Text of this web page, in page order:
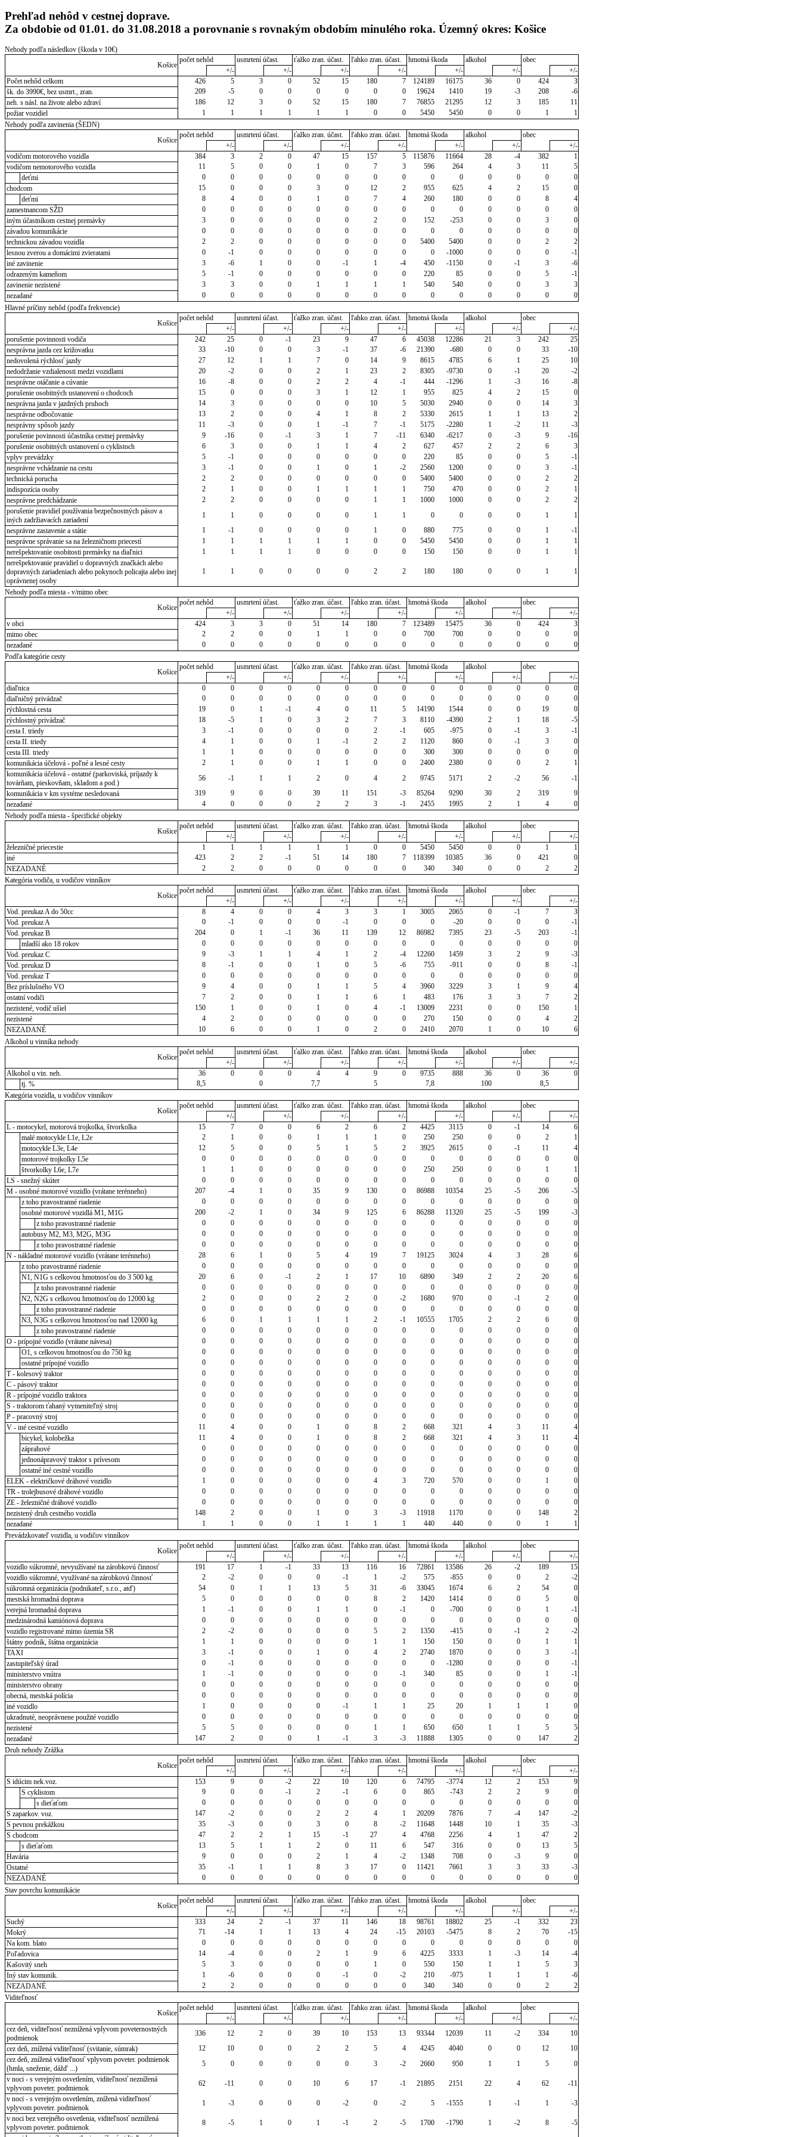
Prehľad nehôd v cestnej doprave.
Za obdobie od 01.01. do 31.08.2018 a porovnanie s rovnakým obdobím minulého roka. Územný okres: Košice
Nehody podľa následkov (škoda v 10€)
Košice
počet nehôd usmrtení účast. ťažko zran. účast. ľahko zran. účast. hmotná škoda alkohol
obec
+/-
+/- +/- +/- +/- +/-
+/-
Počet nehôd celkom
426 5 3 0 52 15 180 7 124189 16175 36 0 424
3
šk. do 3990€, bez usmrt., zran.
209 -5 0 0 0 0 0 0 19624 1410 19 -3 208
-6
neh. s násl. na živote alebo zdraví
186 12 3 0 52 15 180 7 76855 21295 12 3 185
11
požiar vozidiel
1 1 1 1 1 1 0 0 5450 5450 0 0 1
1
Nehody podľa zavinenia (ŠEDN)
Košice
počet nehôd usmrtení účast. ťažko zran. účast. ľahko zran. účast. hmotná škoda alkohol
obec
+/-
+/- +/- +/- +/- +/-
+/-
vodičom motorového vozidla
384 3 2 0 47 15 157 5 115876 11664 28 -4 382
1
vodičom nemotorového vozidla
11 5 0 0 1 0 7 3 596 264 4 3 11
5
deťmi
0 0 0 0 0 0 0 0 0 0 0 0 0
0
chodcom
15 0 0 0 3 0 12 2 955 625 4 2 15
0
deťmi
8 4 0 0 1 0 7 4 260 180 0 0 8
4
zamestnancom SŽD
0 0 0 0 0 0 0 0 0 0 0 0 0
0
iným účastníkom cestnej premávky
3 0 0 0 0 0 2 0 152 -253 0 0 3
0
závadou komunikácie
0 0 0 0 0 0 0 0 0 0 0 0 0
0
technickou závadou vozidla
2 2 0 0 0 0 0 0 5400 5400 0 0 2
2
lesnou zverou a domácimi zvieratami
0 -1 0 0 0 0 0 0 0 -1000 0 0 0
-1
iné zavinenie
3 -6 1 0 0 -1 1 -4 450 -1150 0 -1 3
-6
odrazeným kameňom
5 -1 0 0 0 0 0 0 220 85 0 0 5
-1
zavinenie nezistené
3 3 0 0 1 1 1 1 540 540 0 0 3
3
nezadané
0 0 0 0 0 0 0 0 0 0 0 0 0
0
Hlavné príčiny nehôd (podľa frekvencie)
Košice
počet nehôd usmrtení účast. ťažko zran. účast. ľahko zran. účast. hmotná škoda alkohol
obec
+/-
+/- +/- +/- +/- +/-
+/-
porušenie povinnosti vodiča
242 25 0 -1 23 9 47 6 45038 12286 21 3 242
25
nesprávna jazda cez križovatku
33 -10 0 0 3 -1 37 -6 21390 -680 0 0 33
-10
nedovolená rýchlosť jazdy
27 12 1 1 7 0 14 9 8615 4785 6 1 25
10
nedodržanie vzdialenosti medzi vozidlami
20 -2 0 0 2 1 23 2 8305 -9730 0 -1 20
-2
nesprávne otáčanie a cúvanie
16 -8 0 0 2 2 4 -1 444 -1296 1 -3 16
-8
porušenie osobitných ustanovení o chodcoch
15 0 0 0 3 1 12 1 955 825 4 2 15
0
nesprávna jazda v jazdných pruhoch
14 3 0 0 0 0 10 5 5030 2940 0 0 14
3
nesprávne odbočovanie
13 2 0 0 4 1 8 2 5330 2615 1 1 13
2
nesprávny spôsob jazdy
11 -3 0 0 1 -1 7 -1 5175 -2280 1 -2 11
-3
porušenie povinnosti účastníka cestnej premávky
9 -16 0 -1 3 1 7 -11 6340 -6217 0 -3 9
-16
porušenie osobitných ustanovení o cyklistoch
6 3 0 0 1 1 4 2 627 457 2 2 6
3
vplyv prevádzky
5 -1 0 0 0 0 0 0 220 85 0 0 5
-1
nesprávne vchádzanie na cestu
3 -1 0 0 1 0 1 -2 2560 1200 0 0 3
-1
technická porucha
2 2 0 0 0 0 0 0 5400 5400 0 0 2
2
indispozícia osoby
2 1 0 0 1 1 1 1 750 470 0 0 2
1
nesprávne predchádzanie
2 2 0 0 0 0 1 1 1000 1000 0 0 2
2
porušenie pravidiel používania bezpečnostných pásov a
iných zadržiavacích zariadení
1 1 0 0 0 0 1 1 0 0 0 0 1
1
nesprávne zastavenie a státie
1 -1 0 0 0 0 1 0 880 775 0 0 1
-1
nesprávne správanie sa na železničnom priecestí
1 1 1 1 1 1 0 0 5450 5450 0 0 1
1
nerešpektovanie osobitosti premávky na diaľnici
1 1 1 1 0 0 0 0 150 150 0 0 1
1
nerešpektovanie pravidiel o dopravných značkách alebo
dopravných zariadeniach alebo pokynoch policajta alebo inej
oprávnenej osoby
1 1 0 0 0 0 2 2 180 180 0 0 1 1
Nehody podľa miesta - v/mimo obec
Košice
počet nehôd usmrtení účast. ťažko zran. účast. ľahko zran. účast. hmotná škoda alkohol
obec
+/-
+/- +/- +/- +/- +/-
+/-
v obci
424 3 3 0 51 14 180 7 123489 15475 36 0 424
3
mimo obec
2 2 0 0 1 1 0 0 700 700 0 0 0
0
nezadané
0 0 0 0 0 0 0 0 0 0 0 0 0
0
Podľa kategórie cesty
Košice
počet nehôd usmrtení účast. ťažko zran. účast. ľahko zran. účast. hmotná škoda alkohol
obec
+/-
+/- +/- +/- +/- +/-
+/-
diaľnica
0 0 0 0 0 0 0 0 0 0 0 0 0
0
diaľničný privádzač
0 0 0 0 0 0 0 0 0 0 0 0 0
0
rýchlostná cesta
19 0 1 -1 4 0 11 5 14190 1544 0 0 19
0
rýchlostný privádzač
18 -5 1 0 3 2 7 3 8110 -4390 2 1 18
-5
cesta I. triedy
3 -1 0 0 0 0 2 -1 605 -975 0 -1 3
-1
cesta II. triedy
4 1 0 0 1 -1 2 2 1120 860 0 -1 3
0
cesta III. triedy
1 1 0 0 0 0 0 0 300 300 0 0 0
0
komunikácia účelová - poľné a lesné cesty
2 1 0 0 1 1 0 0 2400 2380 0 0 2
1
komunikácia účelová - ostatné (parkoviská, príjazdy k
továrňam, pieskovňam, skladom a pod.)
56 -1 1 1 2 0 4 2 9745 5171 2 -2 56
-1
komunikácia v km systéme nesledovaná
319 9 0 0 39 11 151 -3 85264 9290 30 2 319
9
nezadané
4 0 0 0 2 2 3 -1 2455 1995 2 1 4
0
Nehody podľa miesta - špecifické objekty
Košice
počet nehôd usmrtení účast. ťažko zran. účast. ľahko zran. účast. hmotná škoda alkohol
obec
+/-
+/- +/- +/- +/- +/-
+/-
železničné priecestie
1 1 1 1 1 1 0 0 5450 5450 0 0 1
1
iné
423 2 2 -1 51 14 180 7 118399 10385 36 0 421
0
NEZADANÉ
2 2 0 0 0 0 0 0 340 340 0 0 2
2
Kategória vodiča, u vodičov vinníkov
Košice
počet nehôd usmrtení účast. ťažko zran. účast. ľahko zran. účast. hmotná škoda alkohol
obec
+/-
+/- +/- +/- +/- +/-
+/-
Vod. preukaz A do 50cc
8 4 0 0 4 3 3 1 3005 2065 0 -1 7
3
Vod. preukaz A
0 -1 0 0 0 -1 0 0 0 -20 0 0 0
-1
Vod. preukaz B
204 0 1 -1 36 11 139 12 86982 7395 23 -5 203
-1
mladší ako 18 rokov
0 0 0 0 0 0 0 0 0 0 0 0 0
0
Vod. preukaz C
9 -3 1 1 4 1 2 -4 12260 1459 3 2 9
-3
Vod. preukaz D
8 -1 0 0 1 0 5 -6 755 -911 0 0 8
-1
Vod. preukaz T
0 0 0 0 0 0 0 0 0 0 0 0 0
0
Bez príslušného VO
9 4 0 0 1 1 5 4 3960 3229 3 1 9
4
ostatní vodiči
7 2 0 0 1 1 6 1 483 176 3 3 7
2
nezistené, vodič ušiel
150 1 0 0 1 0 4 -1 13009 2231 0 0 150
1
nezistené
4 2 0 0 0 0 0 0 270 150 0 0 4
2
NEZADANÉ
10 6 0 0 1 0 2 0 2410 2070 1 0 10
6
Alkohol u vinníka nehody
Košice
počet nehôd usmrtení účast. ťažko zran. účast. ľahko zran. účast. hmotná škoda alkohol
obec
+/-
+/- +/- +/- +/- +/-
+/-
Alkohol u vin. neh.
36 0 0 0 4 4 9 0 9735 888 36 0 36
0
tj. %
8,5 0 7,7 5 7,8 100
8,5
Kategória vozidla, u vodičov vinníkov
Košice
počet nehôd usmrtení účast. ťažko zran. účast. ľahko zran. účast. hmotná škoda alkohol
obec
+/-
+/- +/- +/- +/- +/-
+/-
L - motocykel, motorová trojkolka, štvorkolka
15 7 0 0 6 2 6 2 4425 3115 0 -1 14
6
malé motocykle L1e, L2e
2 1 0 0 1 1 1 0 250 250 0 0 2
1
motocykle L3e, L4e
12 5 0 0 5 1 5 2 3925 2615 0 -1 11
4
motorové trojkolky L5e
0 0 0 0 0 0 0 0 0 0 0 0 0
0
štvorkolky L6e, L7e
1 1 0 0 0 0 0 0 250 250 0 0 1
1
LS - snežný skúter
0 0 0 0 0 0 0 0 0 0 0 0 0
0
M - osobné motorové vozidlo (vrátane terénneho)
207 -4 1 0 35 9 130 0 86988 10354 25 -5 206
-5
z toho pravostranné riadenie
0 0 0 0 0 0 0 0 0 0 0 0 0
0
osobné motorové vozidlá M1, M1G
200 -2 1 0 34 9 125 6 86288 11320 25 -5 199
-3
z toho pravostranné riadenie
0 0 0 0 0 0 0 0 0 0 0 0 0
0
autobusy M2, M3, M2G, M3G
0 0 0 0 0 0 0 0 0 0 0 0 0
0
z toho pravostranné riadenie
0 0 0 0 0 0 0 0 0 0 0 0 0
0
N - nákladné motorové vozidlo (vrátane terénneho)
28 6 1 0 5 4 19 7 19125 3024 4 3 28
6
z toho pravostranné riadenie
0 0 0 0 0 0 0 0 0 0 0 0 0
0
N1, N1G s celkovou hmotnosťou do 3 500 kg
20 6 0 -1 2 1 17 10 6890 349 2 2 20
6
z toho pravostranné riadenie
0 0 0 0 0 0 0 0 0 0 0 0 0
0
N2, N2G s celkovou hmotnosťou do 12000 kg
2 0 0 0 2 2 0 -2 1680 970 0 -1 2
0
z toho pravostranné riadenie
0 0 0 0 0 0 0 0 0 0 0 0 0
0
N3, N3G s celkovou hmotnosťou nad 12000 kg
6 0 1 1 1 1 2 -1 10555 1705 2 2 6
0
z toho pravostranné riadenie
0 0 0 0 0 0 0 0 0 0 0 0 0
0
O - prípojné vozidlo (vrátane návesa)
0 0 0 0 0 0 0 0 0 0 0 0 0
0
O1, s celkovou hmotnosťou do 750 kg
0 0 0 0 0 0 0 0 0 0 0 0 0
0
ostatné prípojné vozidlo
0 0 0 0 0 0 0 0 0 0 0 0 0
0
T - kolesový traktor
0 0 0 0 0 0 0 0 0 0 0 0 0
0
C - pásový traktor
0 0 0 0 0 0 0 0 0 0 0 0 0
0
R - prípojné vozidlo traktora
0 0 0 0 0 0 0 0 0 0 0 0 0
0
S - traktorom ťahaný vymeniteľný stroj
0 0 0 0 0 0 0 0 0 0 0 0 0
0
P - pracovný stroj
0 0 0 0 0 0 0 0 0 0 0 0 0
0
V - iné cestné vozidlo
11 4 0 0 1 0 8 2 668 321 4 3 11
4
bicykel, kolobežka
11 4 0 0 1 0 8 2 668 321 4 3 11
4
záprahové
0 0 0 0 0 0 0 0 0 0 0 0 0
0
jednonápravový traktor s prívesom
0 0 0 0 0 0 0 0 0 0 0 0 0
0
ostatné iné cestné vozidlo
0 0 0 0 0 0 0 0 0 0 0 0 0
0
ELEK - električkové dráhové vozidlo
1 0 0 0 0 0 4 3 720 570 0 0 1
0
TR - trolejbusové dráhové vozidlo
0 0 0 0 0 0 0 0 0 0 0 0 0
0
ZE - železničné dráhové vozidlo
0 0 0 0 0 0 0 0 0 0 0 0 0
0
nezistený druh cestného vozidla
148 2 0 0 1 0 3 -3 11918 1170 0 0 148
2
nezadané
1 1 0 0 1 1 1 1 440 440 0 0 1
1
Prevádzkovateľ vozidla, u vodičov vinníkov
Košice
počet nehôd usmrtení účast. ťažko zran. účast. ľahko zran. účast. hmotná škoda alkohol
obec
+/-
+/- +/- +/- +/- +/-
+/-
vozidlo súkromné, nevyužívané na zárobkovú činnosť
191 17 1 -1 33 13 116 16 72861 13586 26 -2 189
15
vozidlo súkromné, využívané na zárobkovú činnosť
2 -2 0 0 0 -1 1 -2 575 -855 0 0 2
-2
súkromná organizácia (podnikateľ, s.r.o., atď)
54 0 1 1 13 5 31 -6 33045 1674 6 2 54
0
mestská hromadná doprava
5 0 0 0 0 0 8 2 1420 1414 0 0 5
0
verejná hromadná doprava
1 -1 0 0 1 1 0 -1 0 -700 0 0 1
-1
medzinárodná kamiónová doprava
0 0 0 0 0 0 0 0 0 0 0 0 0
0
vozidlo registrované mimo územia SR
2 -2 0 0 0 0 5 2 1350 -415 0 -1 2
-2
štátny podnik, štátna organizácia
1 1 0 0 0 0 1 1 150 150 0 0 1
1
TAXI
3 -1 0 0 1 0 4 2 2740 1870 0 0 3
-1
zastupiteľský úrad
0 -1 0 0 0 0 0 0 0 -1280 0 0 0
-1
ministerstvo vnútra
1 -1 0 0 0 0 0 -1 340 85 0 0 1
-1
ministerstvo obrany
0 0 0 0 0 0 0 0 0 0 0 0 0
0
obecná, mestská polícia
0 0 0 0 0 0 0 0 0 0 0 0 0
0
iné vozidlo
1 0 0 0 0 -1 1 1 25 20 1 1 1
0
ukradnuté, neoprávnene použité vozidlo
0 0 0 0 0 0 0 0 0 0 0 0 0
0
nezistené
5 5 0 0 0 0 1 1 650 650 1 1 5
5
nezadané
147 2 0 0 1 -1 3 -3 11888 1305 0 0 147
2
Druh nehody Zrážka
Košice
počet nehôd usmrtení účast. ťažko zran. účast. ľahko zran. účast. hmotná škoda alkohol
obec
+/-
+/- +/- +/- +/- +/-
+/-
S idúcim nek.voz.
153 9 0 -2 22 10 120 6 74795 -3774 12 2 153
9
S cyklistom
9 0 0 -1 2 -1 6 0 865 -743 2 2 9
0
s dieťaťom
0 0 0 0 0 0 0 0 0 0 0 0 0
0
S zaparkov. voz.
147 -2 0 0 2 2 4 1 20209 7876 7 -4 147
-2
S pevnou prekážkou
35 -3 0 0 3 0 8 -2 11648 1448 10 1 35
-3
S chodcom
47 2 2 1 15 -1 27 4 4768 2256 4 1 47
2
s dieťaťom
13 5 1 1 2 0 11 6 547 316 0 0 13
5
Havária
9 0 0 0 2 1 4 -2 1348 708 0 -3 9
0
Ostatné
35 -1 1 1 8 3 17 0 11421 7661 3 3 33
-3
NEZADANÉ
0 0 0 0 0 0 0 0 0 0 0 0 0
0
Stav povrchu komunikácie
Košice
počet nehôd usmrtení účast. ťažko zran. účast. ľahko zran. účast. hmotná škoda alkohol
obec
+/-
+/- +/- +/- +/- +/-
+/-
Suchý
333 24 2 -1 37 11 146 18 98761 18802 25 -1 332
23
Mokrý
71 -14 1 1 13 4 24 -15 20103 -5475 8 2 70
-15
Na kom. blato
0 0 0 0 0 0 0 0 0 0 0 0 0
0
Poľadovica
14 -4 0 0 2 1 9 6 4225 3333 1 -3 14
-4
Kašovitý sneh
5 3 0 0 0 0 1 0 550 150 1 1 5
3
Iný stav komunik.
1 -6 0 0 0 -1 0 -2 210 -975 1 1 1
-6
NEZADANÉ
2 2 0 0 0 0 0 0 340 340 0 0 2
2
Viditeľnosť
Košice
počet nehôd usmrtení účast. ťažko zran. účast. ľahko zran. účast. hmotná škoda alkohol
obec
+/-
+/- +/- +/- +/- +/-
+/-
cez deň, viditeľnosť neznížená vplyvom poveternostných
podmienok
336 12 2 0 39 10 153 13 93344 12039 11 -2 334
10
cez deň, znížená viditeľnosť (svitanie, súmrak)
12 10 0 0 2 2 5 4 4245 4040 0 0 12
10
cez deň, znížená viditeľnosť vplyvom poveter. podmienok
(hmla, sneženie, dážď ...)
5 0 0 0 0 0 3 -2 2660 950 1 1 5
0
v noci - s verejným osvetlením, viditeľnosť neznížená
vplyvom poveter. podmienok
62 -11 0 0 10 6 17 -1 21895 2151 22 4 62
-11
v noci - s verejným osvetlením, znížená viditeľnosť
vplyvom poveter. podmienok
1 -3 0 0 0 -2 0 -2 5 -1555 1 -1 1
-3
v noci bez verejného osvetlenia, viditeľnosť neznížená
vplyvom poveter. podmienok
8 -5 1 0 1 -1 2 -5 1700 -1790 1 -2 8
-5